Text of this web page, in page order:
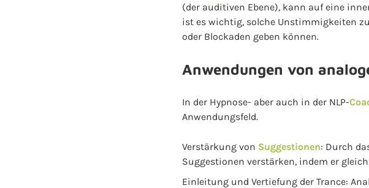
(der auditiven Ebene), kann auf eine
ist es wichtig, solche Unstimmigkeiten
oder Blockaden geben können.
Anwendungen von
In der Hypnose- aber auch in der NLP-
Anwendungsfeld.
Verstärkung von Suggestionen: Durch
Suggestionen verstärken, indem er
Einleitung und Vertiefung der Trance: